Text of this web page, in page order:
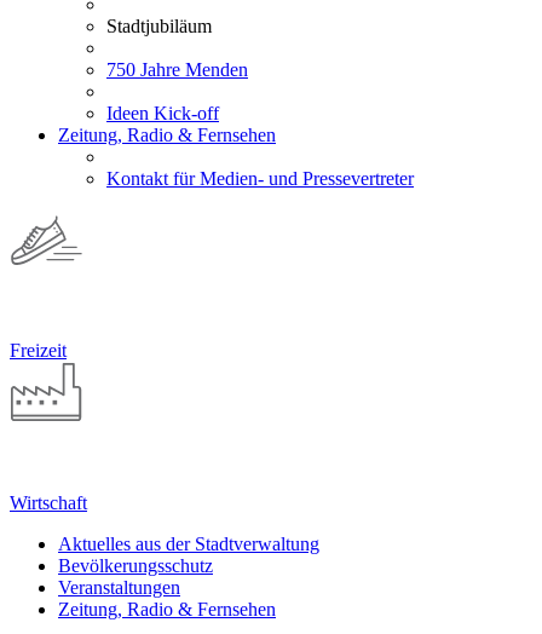
Stadtjubiläum
750 Jahre Menden
Ideen Kick-off
Zeitung, Radio & Fernsehen
Kontakt für Medien- und Pressevertreter
Freizeit
Wirtschaft
Aktuelles aus der Stadtverwaltung
Bevölkerungsschutz
Veranstaltungen
Zeitung, Radio & Fernsehen